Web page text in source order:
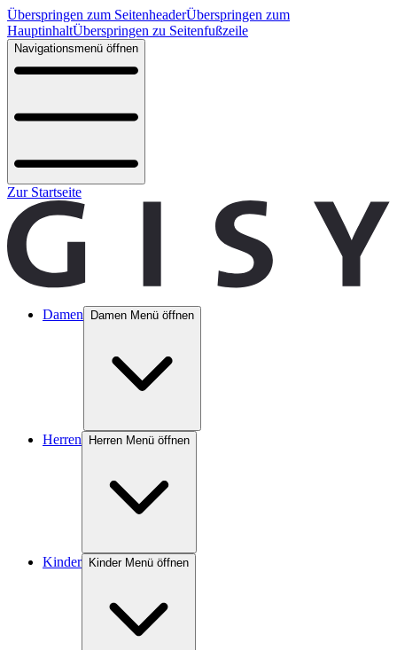
Überspringen zum SeitenheaderÜberspringen zum
HauptinhaltÜberspringen zu Seitenfußzeile
Navigationsmenü öffnen
Zur Startseite
Damen Damen Menü öffnen
Herren Herren Menü öffnen
Kinder Kinder Menü öffnen